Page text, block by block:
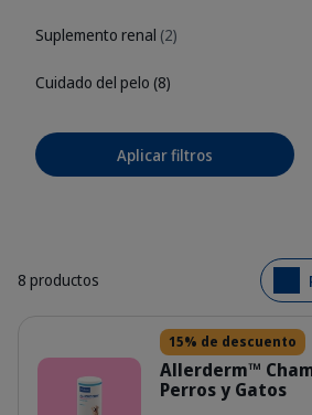
Suplemento renal (2)
Cuidado del pelo (8)
Aplicar filtros
8 productos
15% de descuento
Allerderm™
Perros y Gatos